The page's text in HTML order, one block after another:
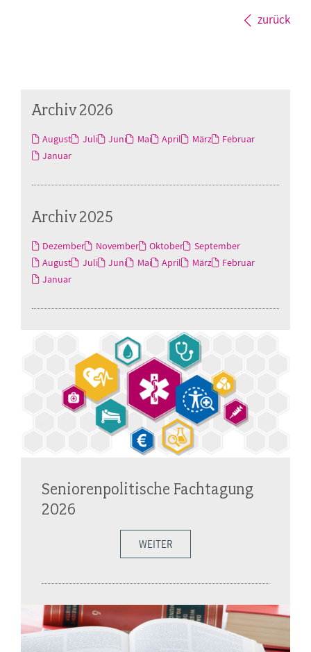
zurück
Archiv 2026
August Juli Juni Mai April März
Februar
Januar
Archiv 2025
Dezember November Oktober
September
August
Juli Juni Mai April März
Februar
Januar
Seniorenpolitische Fachtagung
2026
WEITER